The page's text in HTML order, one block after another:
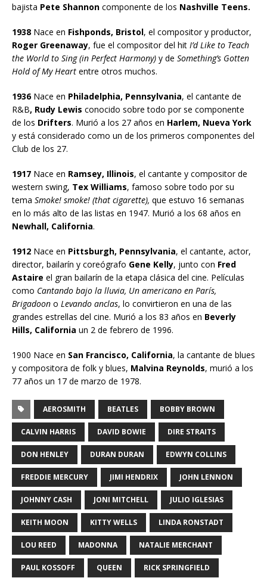
bajista Pete Shannon componente de los Nashville Teens.
1938 Nace en Fishponds, Bristol, el compositor y productor,
Roger Greenaway, fue el compositor del hit I’d Like to Teach
the World to Sing (in Perfect Harmony) y de Something’s Gotten
Hold of My Heart entre otros muchos.
1936Nace en Philadelphia, Pennsylvania, el cantante de
R&B, Rudy Lewis conocido sobre todo por se componente
de los Drifters. Murió a los 27 años en Harlem, Nueva York
y está considerado como un de los primeros componentes del
Club de los 27.
1917 Nace en Ramsey, Illinois, el cantante y compositor de
western swing, Tex Williams, famoso sobre todo por su
tema Smoke! smoke! (that cigarette), que estuvo 16 semanas
en lo más alto de las listas en 1947. Murió a los 68 años en
Newhall, California.
1912 Nace en Pittsburgh, Pennsylvania, el cantante, actor,
director, bailarín y coreógrafo Gene Kelly, junto con Fred
Astaire el gran bailarín de la etapa clásica del cine. Películas
como Cantando bajo la lluvia, Un americano en París,
Brigadoon o Levando anclas, lo convirtieron en una de las
grandes estrellas del cine. Murió a los 83 años en Beverly
Hills, California un 2 de febrero de 1996.
1900 Nace en San Francisco, California, la cantante de blues
y compositora de folk y blues, Malvina Reynolds, murió a los
77 años un 17 de marzo de 1978.
AEROSMITH BEATLES BOBBY BROWN
CALVIN HARRIS DAVID BOWIE DIRE STRAITS
DON HENLEY DURAN DURAN EDWYN COLLINS
FREDDIE MERCURY JIMI HENDRIX JOHN LENNON
JOHNNY CASH JONI MITCHELL JULIO IGLESIAS
KEITH MOON KITTY WELLS LINDA RONSTADT
LOU REED MADONNA NATALIE MERCHANT
PAUL KOSSOFF QUEEN RICK SPRINGFIELD